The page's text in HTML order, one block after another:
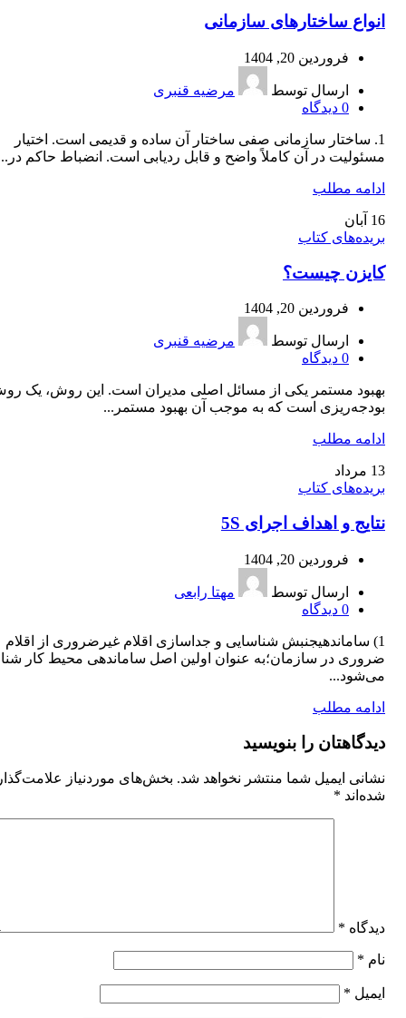
انواع ساختارهای سازمانی
فروردین 20, 1404
ارسال توسط
مرضیه قنبری
0 دیدگاه
1. ساختار سازمانی صفی ساختار آن ساده و قدیمی است. اختیار
مسئولیت در آن کاملاً واضح و قابل ردیابی است. انضباط حاکم
ادامه مطلب
16 آبان
بریده‌های کتاب
کایزن چیست؟
فروردین 20, 1404
ارسال توسط
مرضیه قنبری
0 دیدگاه
بهبود مستمر یکی از مسائل اصلی مدیران است. این روش، یک
بودجه‌ریزی است که به موجب آن بهبود مستمر...
ادامه مطلب
13 مرداد
بریده‌های کتاب
نتایج و اهداف اجرای 5S
فروردین 20, 1404
ارسال توسط
مهتا رابعی
0 دیدگاه
1) ساماندهیجنبش شناسایی و جداسازی اقلام غیرضروری از اقلام
ضروری در سازمان؛به عنوان اولین اصل ساماندهی محیط کار
می‌شود...
ادامه مطلب
دیدگاهتان را بنویسید
نشانی ایمیل شما منتشر نخواهد شد. بخش‌های موردنیاز
شده‌اند *
دیدگاه *
نام *
ایمیل *